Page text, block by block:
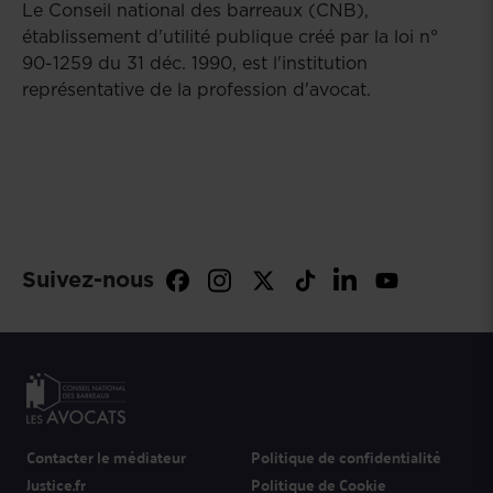
Le Conseil national des barreaux (CNB),
établissement d'utilité publique créé par la loi n°
90-1259 du 31 déc. 1990, est l'institution
représentative de la profession d'avocat.
Suivez-nous
Contacter le médiateur
Justice.fr
Politique de confidentialité
Politique de Cookie